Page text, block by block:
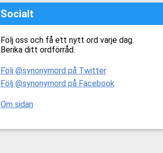
Socialt
Följ oss och få ett nytt ord varje dag.
Berika ditt ordförråd.
Följ @synonymord på Twitter
Följ @synonymord på Facebook
Om sidan